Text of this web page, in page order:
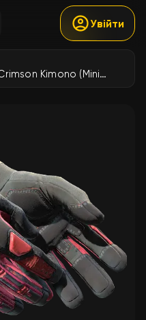
Увійти
★ Specialist Gloves | Crimson Kimono (Minimal Wear)